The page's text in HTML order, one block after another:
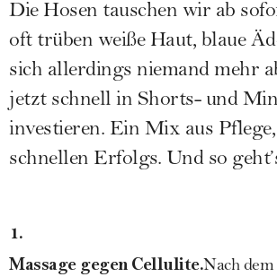
Die Hosen tauschen wir ab
oft trüben weiße Haut, blaue
sich allerdings niemand mehr
jetzt schnell in Shorts- und
investieren. Ein Mix aus Pflege,
schnellen Erfolgs. Und so
1.
Massage gegen Cellulite.Nach